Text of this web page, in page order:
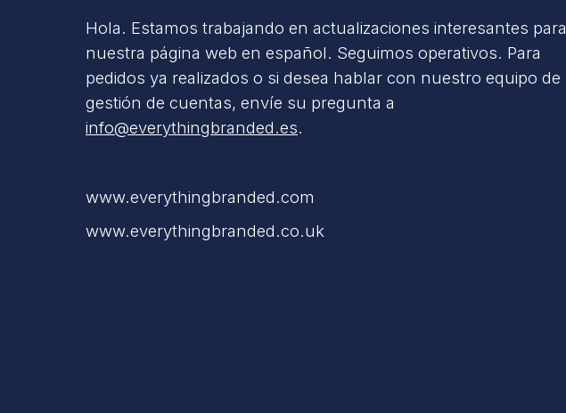
Hola. Estamos trabajando en actualizaciones interesantes para
nuestra página web en español. Seguimos operativos. Para
pedidos ya realizados o si desea hablar con nuestro equipo de
gestión de cuentas, envíe su pregunta a
info@everythingbranded.es.
www.everythingbranded.com
www.everythingbranded.co.uk